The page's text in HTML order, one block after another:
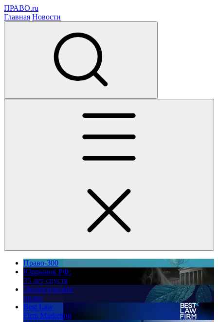
ПРАВО.ru
Главная Новости
Право-300
Юррынок РФ:
35 лет спустя
Экологическое
право
Best Law
Firm Marketing